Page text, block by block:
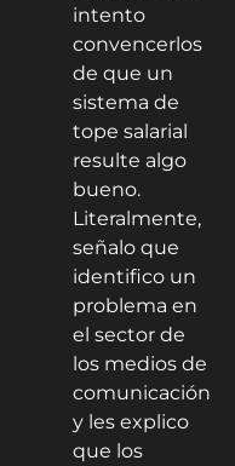
intento
convencerlos
de que un
sistema de
tope salarial
resulte algo
bueno.
Literalmente,
señalo que
identifico un
problema en
el sector de
los medios de
comunicación
y les explico
que los